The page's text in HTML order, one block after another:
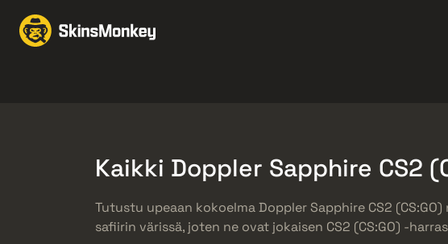
Kaikki Doppler Sapphire CS2
Tutustu upeaan kokoelma Doppler Sapphire CS2
safiirin värissä, joten ne ovat jokaisen CS2 (CS:GO) -